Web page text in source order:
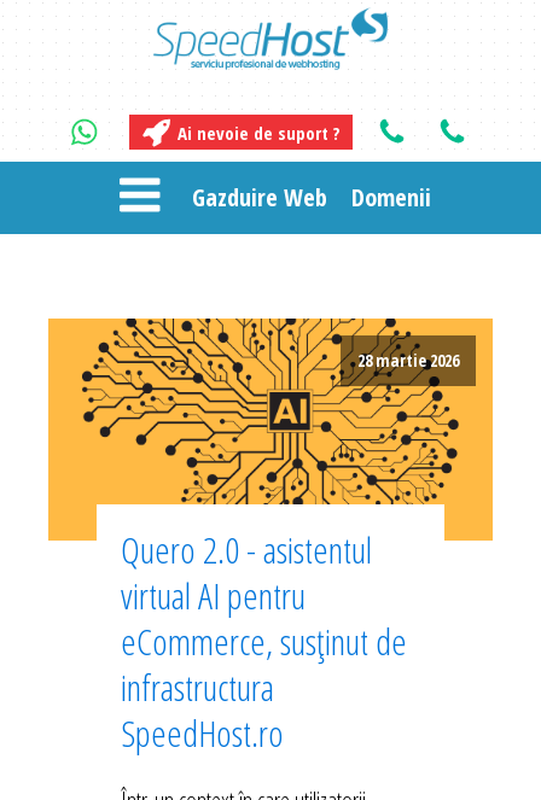
Ai nevoie de suport ?
Gazduire Web Domenii
28 martie 2026
Quero 2.0 - asistentul
virtual AI pentru
eCommerce, susținut de
infrastructura
SpeedHost.ro